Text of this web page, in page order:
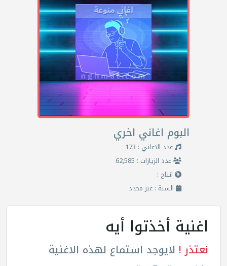
البوم اغاني اخري
عدد الاغاني : 173
عدد الزيارات : 62,585
انتاج :
السنة : غير محدد
اغنية أخذتوا أيه
نعتذر ! لايوجد استماع لهذه الاغنية